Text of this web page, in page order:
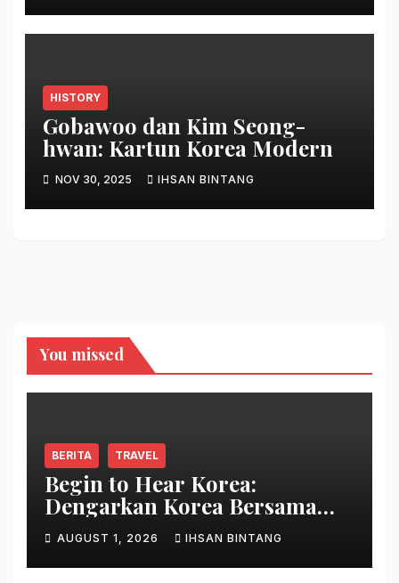
HISTORY
Gobawoo dan Kim Seong-
hwan: Kartun Korea Modern
NOV 30, 2025 IHSAN BINTANG
You missed
BERITA TRAVEL
Begin to Hear Korea:
Dengarkan Korea Bersama
Park Bo Gum
AUGUST 1, 2026 IHSAN BINTANG